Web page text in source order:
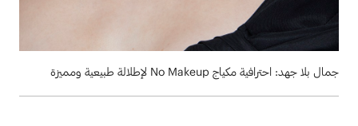
جمال بلا جهد: احترافية مكياج No Makeup لإطلالة طبيعية ومميزة